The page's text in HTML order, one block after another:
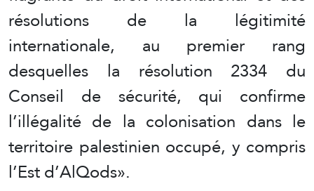
résolutions de la légitimité
internationale, au premier rang
desquelles la résolution 2334 du
Conseil de sécurité, qui confirme
l’illégalité de la colonisation dans le
territoire palestinien occupé, y compris
l’Est d’AlQods».